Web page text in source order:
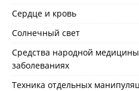
Сердце и кровь
Солнечный свет
Средства народной
заболеваниях
Техника отдельных